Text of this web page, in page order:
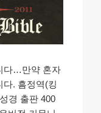
다…만약 혼자
. 흠정역(킹
경 출판 400